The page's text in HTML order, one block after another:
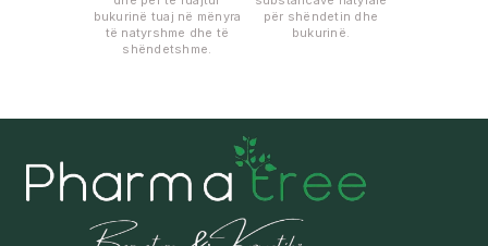
bukurinë tuaj në mënyra
të natyrshme dhe të
shëndetshme.
për shëndetin dhe
bukurinë.